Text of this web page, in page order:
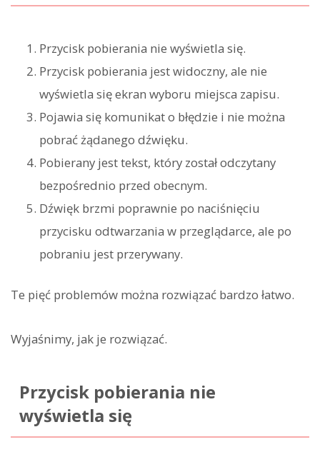
Przycisk pobierania nie wyświetla się.
Przycisk pobierania jest widoczny, ale nie
wyświetla się ekran wyboru miejsca zapisu.
Pojawia się komunikat o błędzie i nie można
pobrać żądanego dźwięku.
Pobierany jest tekst, który został odczytany
bezpośrednio przed obecnym.
Dźwięk brzmi poprawnie po naciśnięciu
przycisku odtwarzania w przeglądarce, ale po
pobraniu jest przerywany.
Te pięć problemów można rozwiązać bardzo łatwo.
Wyjaśnimy, jak je rozwiązać.
Przycisk pobierania nie
wyświetla się